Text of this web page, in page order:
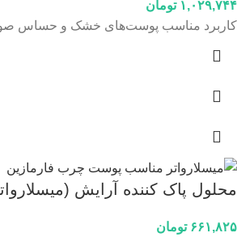
۱,۰۲۹,۷۴۴ تومان
کاربرد مناسب پوست‌های خشک و حساس
محلول پاک کننده آرایش (میسلارواتر)
۶۶۱,۸۲۵ تومان